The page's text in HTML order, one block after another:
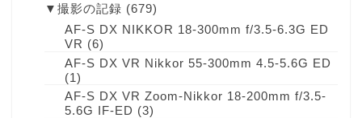
▼ 撮影の記録 (679)
AF-S DX NIKKOR 18-300mm f/3.5-6.3G ED
VR (6)
AF-S DX VR Nikkor 55-300mm 4.5-5.6G ED
(1)
AF-S DX VR Zoom-Nikkor 18-200mm f/3.5-
5.6G IF-ED (3)